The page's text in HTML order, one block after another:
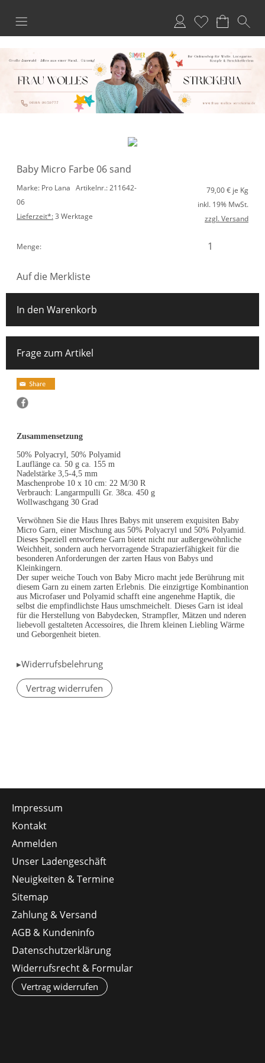
Anmelden
Merkliste
Baby Micro Farbe 06 sand
Marke: Pro Lana Artikelnr.: 211642-
06
Lieferzeit*:3 Werktage
79,00€ je Kg
inkl. 19% MwSt.
zzgl. Versand
Menge:
Auf die Merkliste
In den Warenkorb
Frage zum Artikel
Zusammensetzung
50% Polyacryl, 50% Polyamid
Lauflänge ca. 50 g ca. 155 m
Nadelstärke 3,5-4,5 mm
Maschenprobe 10 x 10 cm: 22 M/30 R
Verbrauch: Langarmpulli Gr. 38ca. 450 g
Wollwaschgang 30 Grad
Verwöhnen Sie die Haus Ihres Babys mit unserem exquisiten Baby
Micro Garn, einer Mischung aus 50% Polyacryl und 50% Polyamid.
Dieses Speziell entworfene Garn bietet nicht nur außergewöhnliche
Weichheit, sondern auch hervorragende Strapazierfähigkeit für die
besonderen Anforderungen der zarten Haus von Babys und
Kleinkingern.
Der super weiche Touch von Baby Micro macht jede Berührung mit
diesem Garn zu einem zarten Erlebnis. Die einzigrtige Kombinantion
aus Microfaser und Polyamid schafft eine angenehme Haptik, die
selbst die empfindlichste Haus umschmeichelt. Dieses Garn ist ideal
für die Herstellung von Babydecken, Strampfler, Mätzen und nderen
liebevoll gestalteten Accessoires, die Ihrem kleinen Liebling Wärme
und Geborgenheit bieten.
▸Widerrufsbelehrung
Vertrag widerrufen
Impressum
Kontakt
Anmelden
Unser Ladengeschäft
Neuigkeiten & Termine
Sitemap
Zahlung & Versand
AGB & Kundeninfo
Datenschutzerklärung
Widerrufsrecht & Formular
Vertrag widerrufen